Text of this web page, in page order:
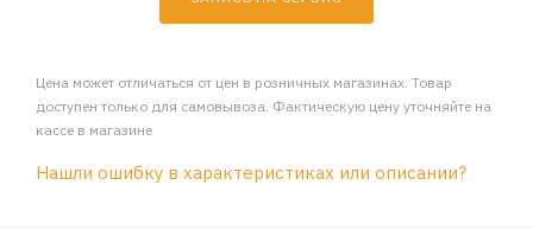
Цена может отличаться от цен в розничных магазинах. Товар
доступен только для самовывоза. Фактическую цену уточняйте на
кассе в магазине
Нашли ошибку в характеристиках или описании?